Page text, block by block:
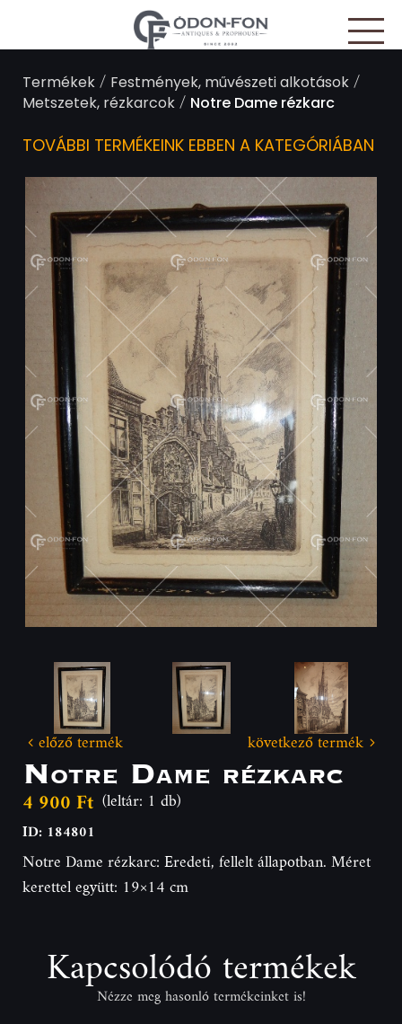
Termékek/ Festmények, művészeti alkotások/
Metszetek, rézkarcok/ Notre Dame rézkarc
TOVÁBBI TERMÉKEINK EBBEN A KATEGÓRIÁBAN
előző termék következő termék
Notre Dame rézkarc
4 900 Ft (leltár: 1 db)
ID: 184801
Notre Dame rézkarc: Eredeti, fellelt állapotban. Méret
kerettel együtt: 19×14 cm
Kapcsolódó termékek
Nézze meg hasonló termékeinket is!